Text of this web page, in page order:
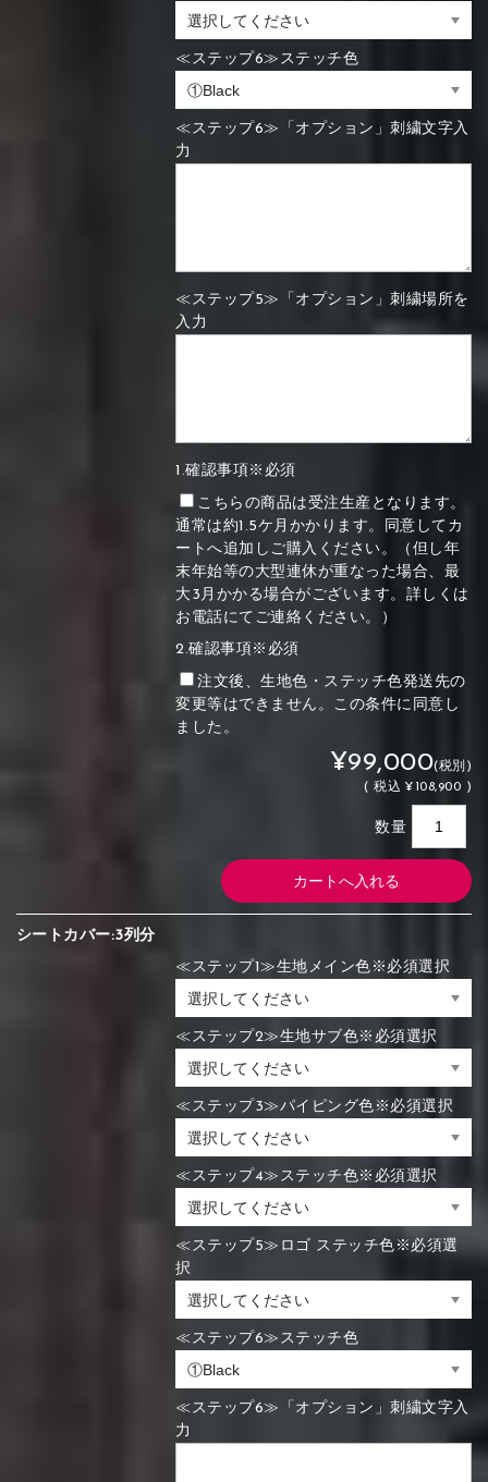
≪ステップ6≫ステッチ色
≪ステップ6≫「オプション」刺繍文字入
力
≪ステップ5≫「オプション」刺繍場所を
入力
1.確認事項※必須
こちらの商品は受注生産となります。
通常は約1.5ケ月かかります。同意してカ
ートへ追加しご購入ください。（但し年
末年始等の大型連休が重なった場合、最
大3月かかる場合がございます。詳しくは
お電話にてご連絡ください。）
2.確認事項※必須
注文後、生地色・ステッチ色発送先の
変更等はできません。この条件に同意し
ました。
¥99,000(税別)
(税込 ¥108,900 )
数量
シートカバー:3列分
≪ステップ1≫生地メイン色※必須選択
≪ステップ2≫生地サブ色※必須選択
≪ステップ3≫パイピング色※必須選択
≪ステップ4≫ステッチ色※必須選択
≪ステップ5≫ロゴ ステッチ色※必須選
択
≪ステップ6≫ステッチ色
≪ステップ6≫「オプション」刺繍文字入
力